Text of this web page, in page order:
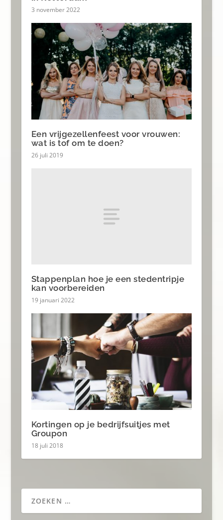
3 november 2022
Een vrijgezellenfeest voor vrouwen:
wat is tof om te doen?
26 juli 2019
Stappenplan hoe je een stedentripje
kan voorbereiden
19 januari 2022
Kortingen op je bedrijfsuitjes met
Groupon
18 juli 2018